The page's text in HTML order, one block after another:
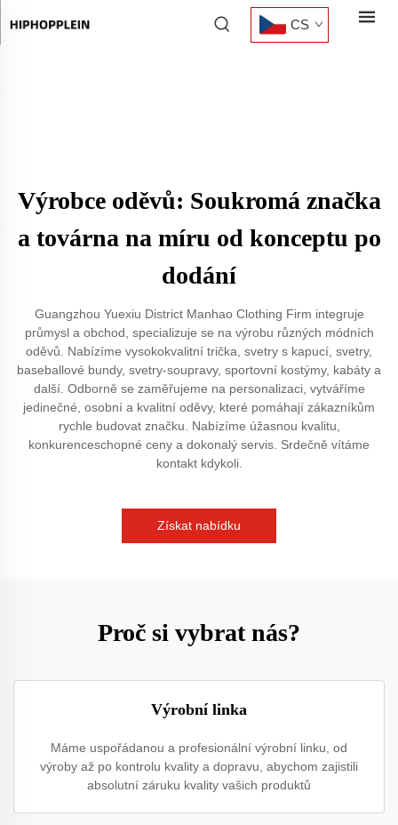
CS
Výrobce oděvů: Soukromá značka
a továrna na míru od konceptu po
dodání
Guangzhou Yuexiu District Manhao Clothing Firm integruje
průmysl a obchod, specializuje se na výrobu různých módních
oděvů. Nabízíme vysokokvalitní trička, svetry s kapucí, svetry,
baseballové bundy, svetry-soupravy, sportovní kostýmy, kabáty a
další. Odborně se zaměřujeme na personalizaci, vytváříme
jedinečné, osobní a kvalitní oděvy, které pomáhají zákazníkům
rychle budovat značku. Nabízíme úžasnou kvalitu,
konkurenceschopné ceny a dokonalý servis. Srdečně vítáme
kontakt kdykoli.
Získat nabídku
Proč si vybrat nás?
Výrobní linka
Máme uspořádanou a profesionální výrobní linku, od
výroby až po kontrolu kvality a dopravu, abychom zajistili
absolutní záruku kvality vašich produktů